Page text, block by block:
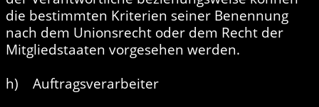
die bestimmten Kriterien seiner Benennung
nach dem Unionsrecht oder dem Recht der
Mitgliedstaaten vorgesehen werden.
h) Auftragsverarbeiter